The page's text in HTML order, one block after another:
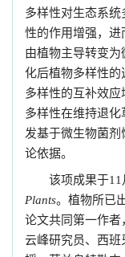
多样性对生态系
性的作用增强，进
由植物主导转变
化后植物多样性
多样性的互补效
多样性在维持退
发基于微生物菌
论依据。
该项成果于11
Plants。植物所已
论文共同第一作
云峰研究员、西